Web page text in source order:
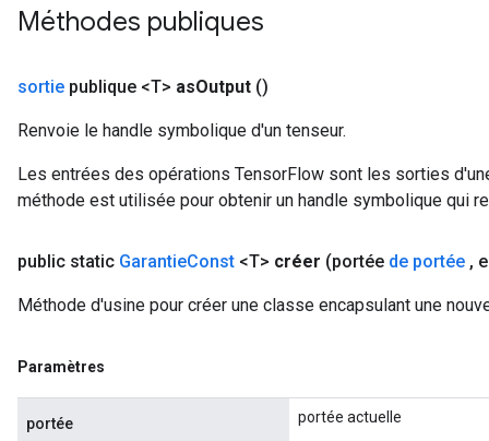
Méthodes publiques
sortie publique <T> asOutput ()
Renvoie le handle symbolique d'un tenseur.
Les entrées des opérations TensorFlow sont les sorties
méthode est utilisée pour obtenir un handle symbolique qui
public static GarantieConst <T> créer (portée de portée ,
Méthode d'usine pour créer une classe encapsulant une
Paramètres
portée portée actuelle